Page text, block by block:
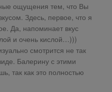
ощущения тем, что Вы
Здесь, первое, что я
Да, напоминает вкус
и очень кислой…)))
смотрится не так
Балерину с этими
так как это полностью